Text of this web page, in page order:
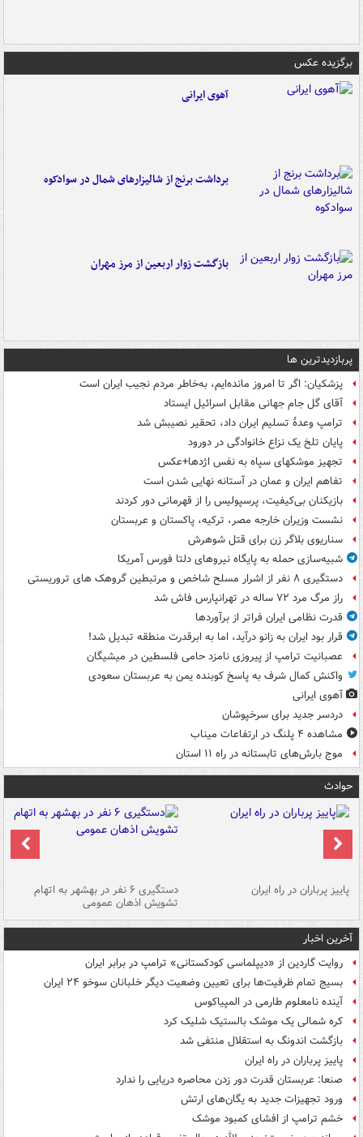
برگزیده عکس
آهوی ایرانی
برداشت برنج از شالیزارهای شمال در سوادکوه
بازگشت زوار اربعین از مرز مهران
پربازدیدترین ها
پزشکیان: اگر تا امروز مانده‌ایم، به‌خاطر مردم نجیب ایران است
آقای گل جام جهانی مقابل اسرائیل ایستاد
ترامپ وعدۀ تسلیم ایران داد، تحقیر نصیبش شد
پایان تلخ یک نزاع خانوادگی در دورود
تجهیز موشکهای سپاه به نفس اژدها+عکس
تفاهم ایران و عمان در آستانه نهایی شدن است
بازیکنان بی‌کیفیت، پرسپولیس را از قهرمانی دور کردند
نشست وزیران خارجه مصر، ترکیه، پاکستان و عربستان
سناریوی بلاگر زن برای قتل شوهرش
شبیه‌سازی حمله به پایگاه نیروهای دلتا فورس آمریکا
دستگیری ۸ نفر از اشرار مسلح شاخص و مرتبطین گروهک های تروریستی
راز مرگ مرد ۷۲ ساله در تهرانپارس فاش شد
قدرت نظامی ایران فراتر از برآوردها
قرار بود ایران به زانو درآید، اما به ابرقدرت منطقه تبدیل شد!
عصبانیت ترامپ از پیروزی نامزد حامی فلسطین در میشیگان
واکنش کمال شرف به پاسخ کوبنده یمن به عربستان سعودی
آهوی ایرانی
دردسر جدید برای سرخپوشان
مشاهده ۴ پلنگ در ارتفاعات میناب
موج بارش‌های تابستانه در راه ۱۱ استان
حوادث
پاییز پرباران در راه ایران دستگیری ۶ نفر در بهشهر به اتهام
تشویش اذهان عمومی
آخرین اخبار
روایت گاردین از «دیپلماسی کودکستانی» ترامپ در برابر ایران
بسیج تمام ظرفیت‌ها برای تعیین وضعیت دیگر خلبانان سوخو ۲۴ ایران
آینده نامعلوم طارمی در المپیاکوس
کره شمالی یک موشک بالستیک شلیک کرد
بازگشت اندونگ به استقلال منتفی شد
پاییز پرباران در راه ایران
صنعا: عربستان قدرت دور زدن محاصره دریایی را ندارد
ورود تجهیزات جدید به یگان‌های ارتش
خشم ترامپ از افشای کمبود موشک